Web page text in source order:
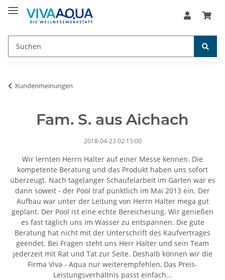
Kundenmeinungen
Fam. S. aus Aichach
2018-04-23 02:15:00
Wir lernten Herrn Halter auf einer Messe kennen. Die
kompetente Beratung und das Produkt haben uns sofort
überzeugt. Nach tagelanger Schaufelarbeit im Garten war es
dann soweit - der Pool traf pünktlich im Mai 2013 ein. Der
Aufbau war unter der Leitung von Herrn Halter mega gut
geplant. Der Pool ist eine echte Bereicherung. Wir genießen
es fast täglich uns im Wasser zu entspannen. Die gute
Beratung hat nicht mit der Unterschrift des Kaufvertrages
geendet. Bei Fragen steht uns Herr Halter und sein Team
jederzeit mit Rat und Tat zur Seite. Deshalb können wir die
Firma Viva - Aqua nur weiterempfehlen, Das Preis-
Leistungsverhältnis passt einfach...